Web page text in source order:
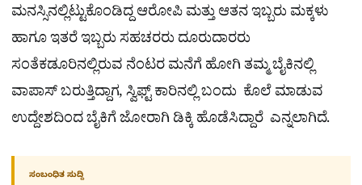
ಮನಸ್ಸಿನಲ್ಲಿಟ್ಟುಕೊಂಡಿದ್ದ ಆರೋಪಿ ಮತ್ತು ಆತನ ಇಬ್ಬರು ಮಕ್ಕಳು
ಹಾಗೂ ಇತರೆ ಇಬ್ಬರು ಸಹಚರರು ದೂರುದಾರರು
ಸಂತೆಕಡೂರಿನಲ್ಲಿರುವ ನೆಂಟರ ಮನೆಗೆ ಹೋಗಿ ತಮ್ಮ ಬೈಕಿನಲ್ಲಿ
ವಾಪಾಸ್ ಬರುತ್ತಿದ್ದಾಗ, ಸ್ವಿಫ್ಟ್ ಕಾರಿನಲ್ಲಿ ಬಂದು ಕೊಲೆ ಮಾಡುವ
ಉದ್ದೇಶದಿಂದ ಬೈಕಿಗೆ ಜೋರಾಗಿ ಡಿಕ್ಕಿ ಹೊಡೆಸಿದ್ದಾರೆ ಎನ್ನಲಾಗಿದೆ.
ಸಂಬಂಧಿತ ಸುದ್ದಿ